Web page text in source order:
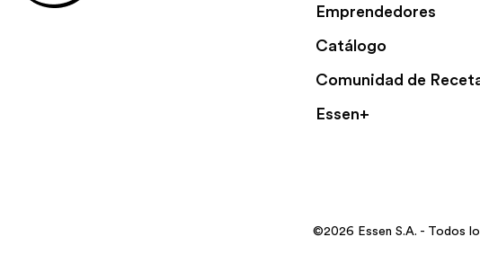
Emprendedores
Catálogo
Comunidad de
Essen+
©2026 Essen S.A. - Todos